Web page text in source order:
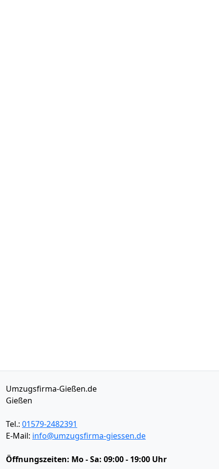
Umzugsfirma-Gießen.de
Gießen
Tel.: 01579-2482391
E-Mail: info@umzugsfirma-giessen.de
Öffnungszeiten: Mo - Sa: 09:00 - 19:00 Uhr